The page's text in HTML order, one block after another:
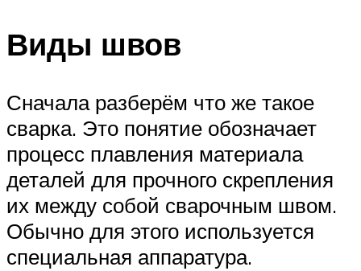
Виды швов
Сначала разберём что же такое
сварка. Это понятие обозначает
процесс плавления материала
деталей для прочного скрепления
их между собой сварочным швом.
Обычно для этого используется
специальная аппаратура.